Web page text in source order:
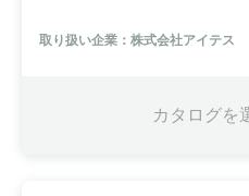
取り扱い企業：株式会社アイテス
カタログを